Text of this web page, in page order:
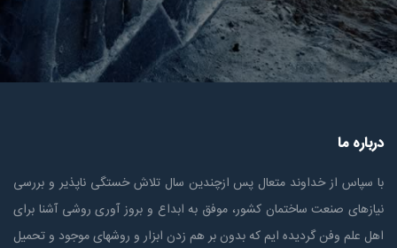
درباره ما
با سپاس از خداوند متعال پس ازچندين سال تلاش خستگی ناپذير و بررسی
نیازهای صنعت ساختمان كشور، موفق به ابداع و بروز آوری روشی آشنا برای
اهل علم وفن گردیده ایم که بدون بر هم زدن ابزار و روشهای موجود و تحمیل